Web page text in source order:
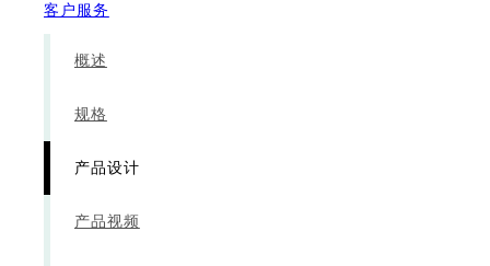
客户服务
概述
规格
产品设计
产品视频